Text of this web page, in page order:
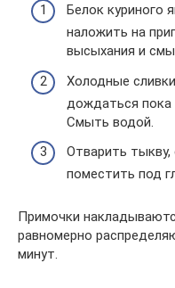
Белок куриного
наложить на
высыхания и
Холодные
дождаться пока
Смыть водой.
Отварить
поместить под
Примочки
равномерно
минут.